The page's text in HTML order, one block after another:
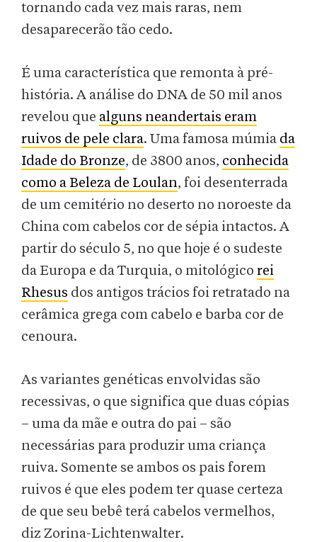
tornando cada vez mais raras, nem
desaparecerão tão cedo.
É uma característica que remonta à pré-
história. A análise do DNA de 50 mil anos
revelou que alguns neandertais eram
ruivos de pele clara. Uma famosa múmia da
Idade do Bronze, de 3800 anos, conhecida
como a Beleza de Loulan, foi desenterrada
de um cemitério no deserto no noroeste da
China com cabelos cor de sépia intactos. A
partir do século 5, no que hoje é o sudeste
da Europa e da Turquia, o mitológico rei
Rhesus dos antigos trácios foi retratado na
cerâmica grega com cabelo e barba cor de
cenoura.
As variantes genéticas envolvidas são
recessivas, o que significa que duas cópias
– uma da mãe e outra do pai – são
necessárias para produzir uma criança
ruiva. Somente se ambos os pais forem
ruivos é que eles podem ter quase certeza
de que seu bebê terá cabelos vermelhos,
diz Zorina-Lichtenwalter.